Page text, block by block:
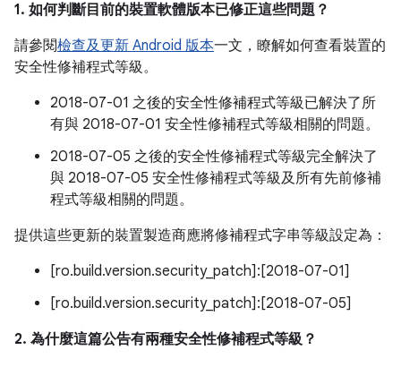
1. 如何判斷目前的裝置軟體版本已修正這些問題？
請參閱檢查及更新 Android 版本一文，瞭解如何查看裝置的
安全性修補程式等級。
2018-07-01 之後的安全性修補程式等級已解決了所
有與 2018-07-01 安全性修補程式等級相關的問題。
2018-07-05 之後的安全性修補程式等級完全解決了
與 2018-07-05 安全性修補程式等級及所有先前修補
程式等級相關的問題。
提供這些更新的裝置製造商應將修補程式字串等級設定為：
[ro.build.version.security_patch]:[2018-07-01]
[ro.build.version.security_patch]:[2018-07-05]
2. 為什麼這篇公告有兩種安全性修補程式等級？